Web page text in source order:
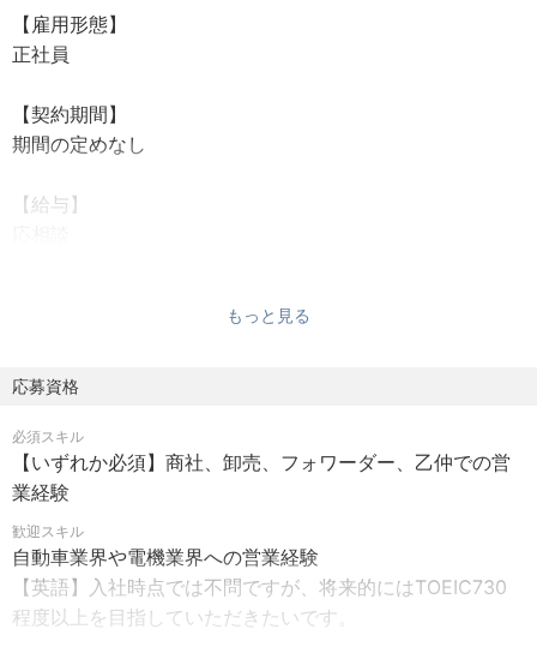
す。
【商材】電磁鋼板、薄板、表面処理鋼板、厚板、ステンレ
【販売先】自動車業界のメーカー、総合電機メーカーなど
【業務】
ンを提案
【エンドユーザー製品】 EVやハイブリッド車、エアコン、
の心臓部
性があります
【雇用形態】
正社員
【契約期間】
期間の定めなし
【給与】
※フレックス制度あり
【休日】
完全週休２日制、祝日、年末年始、メーデー、創立記念日
【福利厚生】
定期健康診断、資格取得支援制度等
もっと見る
応募資格
必須スキル
【いずれか必須】商社、卸売、フォワーダー、乙仲での営
業経験
歓迎スキル
自動車業界や電機業界への営業経験
【英語】入社時点では不問ですが、将来的にはTOEIC730
程度以上を目指していただきたいです。